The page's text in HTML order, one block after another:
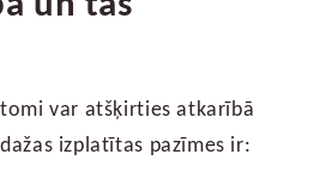
var atšķirties atkarībā
izplatītas pazīmes ir: